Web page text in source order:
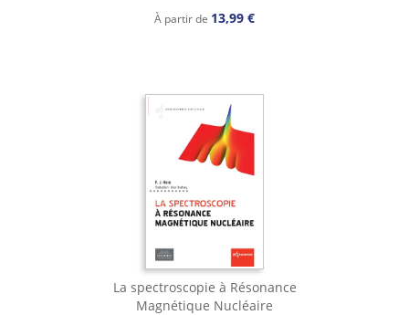
À partir de 13,99 €
La spectroscopie à Résonance
Magnétique Nucléaire